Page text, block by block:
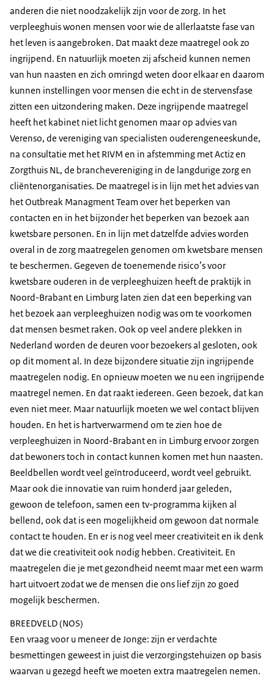
anderen die niet noodzakelijk zijn voor de zorg. In het
verpleeghuis wonen mensen voor wie de allerlaatste fase van
het leven is aangebroken. Dat maakt deze maatregel ook zo
ingrijpend. En natuurlijk moeten zij afscheid kunnen nemen
van hun naasten en zich omringd weten door elkaar en daarom
kunnen instellingen voor mensen die echt in de stervensfase
zitten een uitzondering maken. Deze ingrijpende maatregel
heeft het kabinet niet licht genomen maar op advies van
Verenso, de vereniging van specialisten ouderengeneeskunde,
na consultatie met het RIVM en in afstemming met Actiz en
Zorgthuis NL, de branchevereniging in de langdurige zorg en
cliëntenorganisaties. De maatregel is in lijn met het advies van
het Outbreak Managment Team over het beperken van
contacten en in het bijzonder het beperken van bezoek aan
kwetsbare personen. En in lijn met datzelfde advies worden
overal in de zorg maatregelen genomen om kwetsbare mensen
te beschermen. Gegeven de toenemende risico’s voor
kwetsbare ouderen in de verpleeghuizen heeft de praktijk in
Noord-Brabant en Limburg laten zien dat een beperking van
het bezoek aan verpleeghuizen nodig was om te voorkomen
dat mensen besmet raken. Ook op veel andere plekken in
Nederland worden de deuren voor bezoekers al gesloten, ook
op dit moment al. In deze bijzondere situatie zijn ingrijpende
maatregelen nodig. En opnieuw moeten we nu een ingrijpende
maatregel nemen. En dat raakt iedereen. Geen bezoek, dat kan
even niet meer. Maar natuurlijk moeten we wel contact blijven
houden. En het is hartverwarmend om te zien hoe de
verpleeghuizen in Noord-Brabant en in Limburg ervoor zorgen
dat bewoners toch in contact kunnen komen met hun naasten.
Beeldbellen wordt veel geïntroduceerd, wordt veel gebruikt.
Maar ook die innovatie van ruim honderd jaar geleden,
gewoon de telefoon, samen een tv-programma kijken al
bellend, ook dat is een mogelijkheid om gewoon dat normale
contact te houden. En er is nog veel meer creativiteit en ik denk
dat we die creativiteit ook nodig hebben. Creativiteit. En
maatregelen die je met gezondheid neemt maar met een warm
hart uitvoert zodat we de mensen die ons lief zijn zo goed
mogelijk beschermen.
BREEDVELD (NOS)
Een vraag voor u meneer de Jonge: zijn er verdachte
besmettingen geweest in juist die verzorgingstehuizen op basis
waarvan u gezegd heeft we moeten extra maatregelen nemen.